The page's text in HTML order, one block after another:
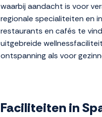
waarbij aandacht is voor
regionale specialiteiten en
restaurants en cafés te
uitgebreide
ontspanning als voor
Faciliteiten in